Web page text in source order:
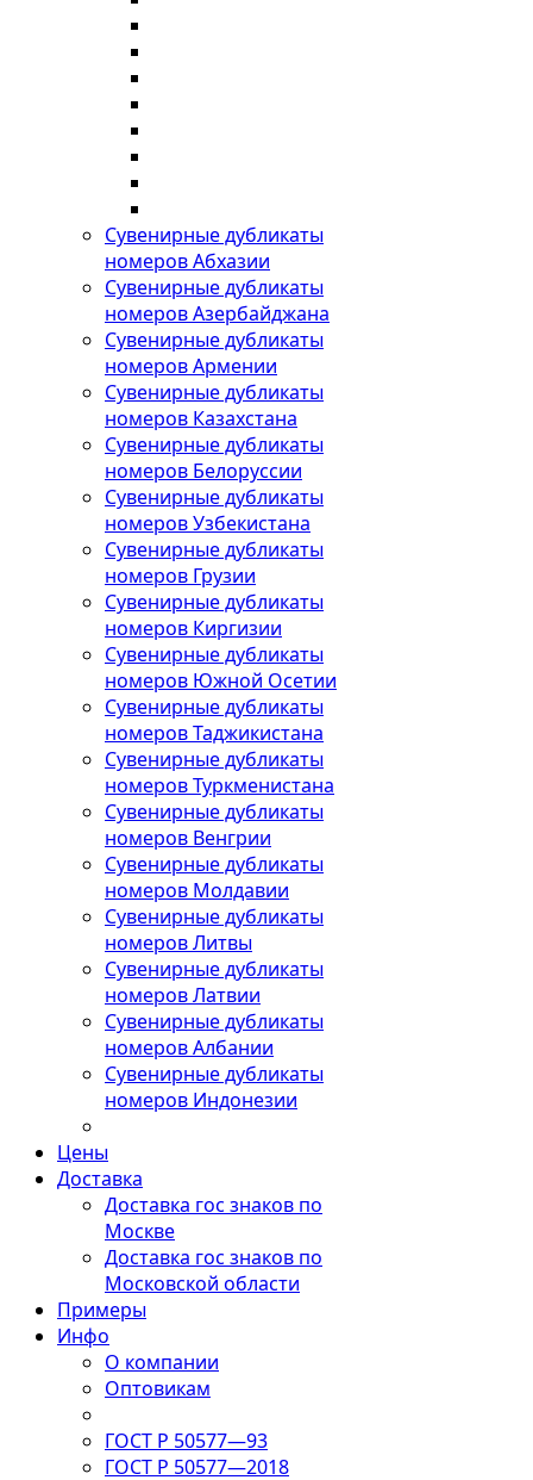
Сувенирные дубликаты
номеров Абхазии
Сувенирные дубликаты
номеров Азербайджана
Сувенирные дубликаты
номеров Армении
Сувенирные дубликаты
номеров Казахстана
Сувенирные дубликаты
номеров Белоруссии
Сувенирные дубликаты
номеров Узбекистана
Сувенирные дубликаты
номеров Грузии
Сувенирные дубликаты
номеров Киргизии
Сувенирные дубликаты
номеров Южной Осетии
Сувенирные дубликаты
номеров Таджикистана
Сувенирные дубликаты
номеров Туркменистана
Сувенирные дубликаты
номеров Венгрии
Сувенирные дубликаты
номеров Молдавии
Сувенирные дубликаты
номеров Литвы
Сувенирные дубликаты
номеров Латвии
Сувенирные дубликаты
номеров Албании
Сувенирные дубликаты
номеров Индонезии
Цены
Доставка
Доставка гос знаков по
Москве
Доставка гос знаков по
Московской области
Примеры
Инфо
О компании
Оптовикам
ГОСТ Р 50577—93
ГОСТ Р 50577—2018